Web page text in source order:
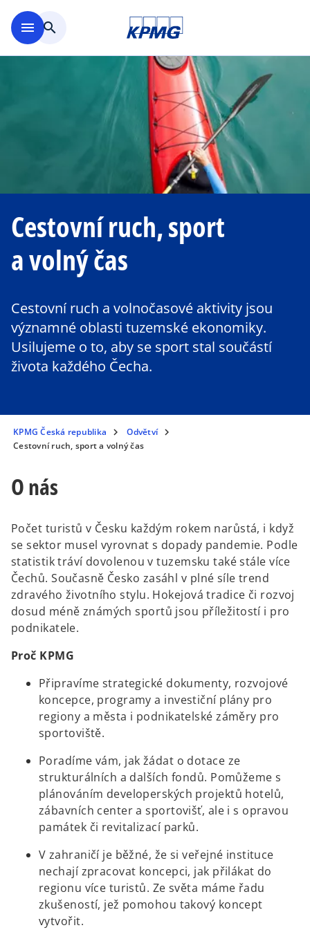
menu search
Cestovní ruch, sport
a volný čas
Cestovní ruch a volnočasové aktivity jsou
významné oblasti tuzemské ekonomiky.
Usilujeme o to, aby se sport stal součástí
života každého Čecha.
KPMG Česká republika
Odvětví
Cestovní ruch, sport a volný čas
O nás
Počet turistů v Česku každým rokem narůstá, i když
se sektor musel vyrovnat s dopady pandemie. Podle
statistik tráví dovolenou v tuzemsku také stále více
Čechů. Současně Česko zasáhl v plné síle trend
zdravého životního stylu. Hokejová tradice či rozvoj
dosud méně známých sportů jsou příležitostí i pro
podnikatele.
Proč KPMG
Připravíme strategické dokumenty, rozvojové
koncepce, programy a investiční plány pro
regiony a města i podnikatelské záměry pro
sportoviště.
Poradíme vám, jak žádat o dotace ze
strukturálních a dalších fondů. Pomůžeme s
plánováním developerských projektů hotelů,
zábavních center a sportovišť, ale i s opravou
památek či revitalizací parků.
V zahraničí je běžné, že si veřejné instituce
nechají zpracovat koncepci, jak přilákat do
regionu více turistů. Ze světa máme řadu
zkušeností, jež pomohou takový koncept
vytvořit.